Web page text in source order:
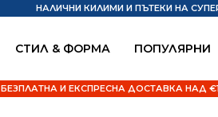
СТИЛ & ФОРМА ПОПУЛЯРНИ
НАЛИЧНИ КИЛИМИ И ПЪТЕКИ НА
БЕЗПЛАТНА И ЕКСПРЕСНА ДОСТАВКА НАД